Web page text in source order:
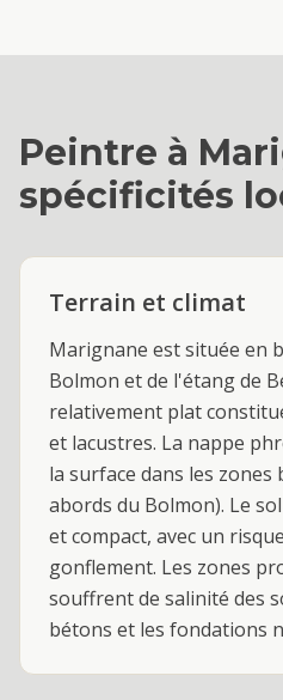
Peintre à
spécificités
Terrain et climat
Marignane est située en
Bolmon et de l'étang de
relativement plat
et lacustres. La nappe
la surface dans les zones
abords du Bolmon). Le
et compact, avec un
gonflement. Les zones
souffrent de salinité des
bétons et les fondations